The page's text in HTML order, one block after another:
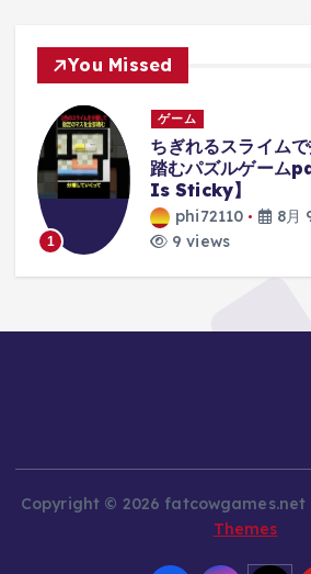
You Missed
1
ゲーム
ちぎれるスライム
踏むパズルゲーム
Is Sticky】
phi72110
8月
9 views
Copyright © 2026 fatcowgames.net
Themes